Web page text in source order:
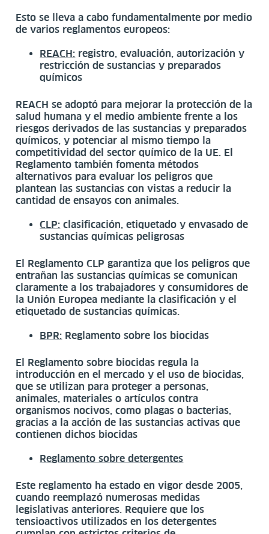
Esto se lleva a cabo fundamentalmente por medio
de varios reglamentos europeos:
REACH: registro, evaluación, autorización y
restricción de sustancias y preparados
químicos
REACH se adoptó para mejorar la protección de la
salud humana y el medio ambiente frente a los
riesgos derivados de las sustancias y preparados
químicos, y potenciar al mismo tiempo la
competitividad del sector químico de la UE. El
Reglamento también fomenta métodos
alternativos para evaluar los peligros que
plantean las sustancias con vistas a reducir la
cantidad de ensayos con animales.
CLP: clasificación, etiquetado y envasado de
sustancias químicas peligrosas
El Reglamento CLP garantiza que los peligros que
entrañan las sustancias químicas se comunican
claramente a los trabajadores y consumidores de
la Unión Europea mediante la clasificación y el
etiquetado de sustancias químicas.
BPR: Reglamento sobre los biocidas
El Reglamento sobre biocidas regula la
introducción en el mercado y el uso de biocidas,
que se utilizan para proteger a personas,
animales, materiales o artículos contra
organismos nocivos, como plagas o bacterias,
gracias a la acción de las sustancias activas que
contienen dichos biocidas
Reglamento sobre detergentes
Este reglamento ha estado en vigor desde 2005,
cuando reemplazó numerosas medidas
legislativas anteriores. Requiere que los
tensioactivos utilizados en los detergentes